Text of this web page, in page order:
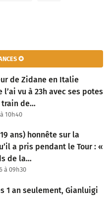
✪
de Zidane en Italie
l’ai vu à 23h avec ses potes
train de…
10h40
ans) honnête sur la
a pris pendant le Tour : «
de la…
à 09h30
1 an seulement, Gianluigi